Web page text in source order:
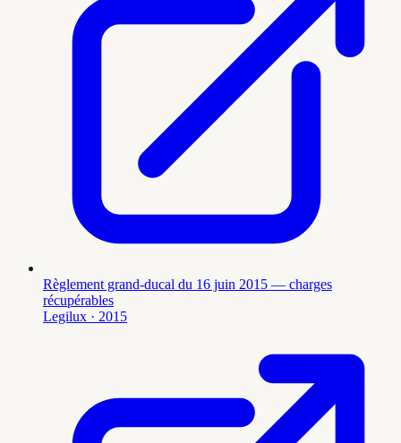
Règlement grand-ducal du 16 juin 2015 — charges
récupérables
Legilux · 2015